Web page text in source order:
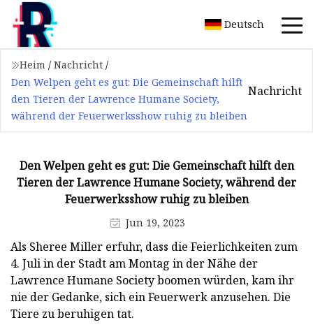
Deutsch
Heim / Nachricht /
Den Welpen geht es gut: Die Gemeinschaft hilft
den Tieren der Lawrence Humane Society,
während der Feuerwerksshow ruhig zu bleiben
Nachricht
Den Welpen geht es gut: Die Gemeinschaft hilft den
Tieren der Lawrence Humane Society, während der
Feuerwerksshow ruhig zu bleiben
Jun 19, 2023
Als Sheree Miller erfuhr, dass die Feierlichkeiten zum
4. Juli in der Stadt am Montag in der Nähe der
Lawrence Humane Society boomen würden, kam ihr
nie der Gedanke, sich ein Feuerwerk anzusehen. Die
Tiere zu beruhigen tat.